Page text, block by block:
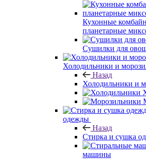
Кухонные
планетарные
Сушилки для
Холодильники и
Назад
Холодильники и
одежды
Назад
Стирка и сушка
машины